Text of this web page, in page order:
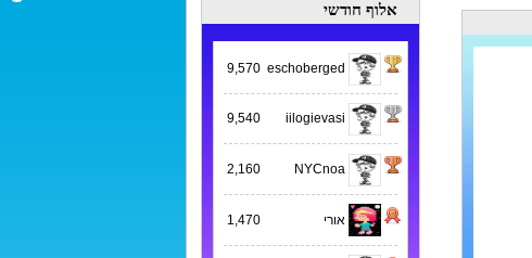
אלוף חודשי
9,570
9,540
2,160
אורי 1,470